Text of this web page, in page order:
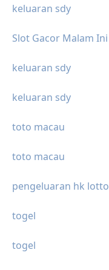
keluaran sdy
Slot Gacor Malam Ini
keluaran sdy
keluaran sdy
toto macau
toto macau
pengeluaran hk lotto
togel
togel